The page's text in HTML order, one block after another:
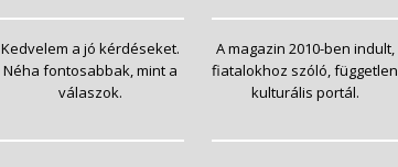
Kedvelem a jó kérdéseket.
Néha fontosabbak, mint a
válaszok.
A magazin 2010-ben indult,
fiatalokhoz szóló, független
kulturális portál.